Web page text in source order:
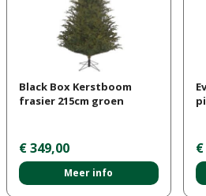
Black Box Kerstboom
frasier 215cm groen
€ 349,00
Meer info
€